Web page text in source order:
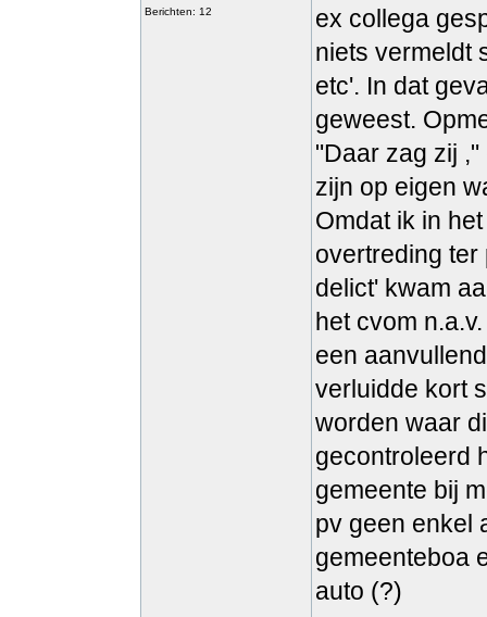
Berichten: 12
ex collega
niets vermeldt
etc'. In dat
geweest.
"Daar zag zij
zijn op eigen
Omdat ik in
overtreding
delict' kwam
het cvom
een
verluidde kort
worden waar
gecontroleerd
gemeente bij
pv geen enkel
gemeenteboa
auto (?)